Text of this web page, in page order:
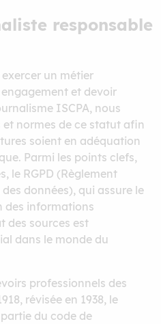
responsable
exercer un métier
et devoir
ISCPA, nous
normes de ce statut afin
soient en adéquation
Parmi les points clefs,
le RGPD (Règlement
données), qui assure le
des informations
des sources est
dans le monde du
professionnels des
révisée en 1938, le
du code de